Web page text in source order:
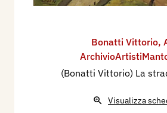
Bonatti Vittorio,
(Bonatti Vittorio) La
Visualizza